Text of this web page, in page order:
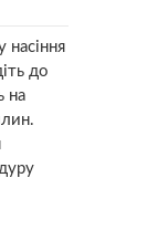
до
на